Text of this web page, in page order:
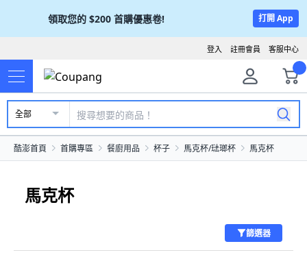
領取您的 $200 首購優惠卷! 打開 App
客服中心
註冊會員
登入
全部
酷澎首頁 首購專區 餐廚用品 杯子 馬克杯/琺瑯杯 馬克杯
馬克杯
篩選器